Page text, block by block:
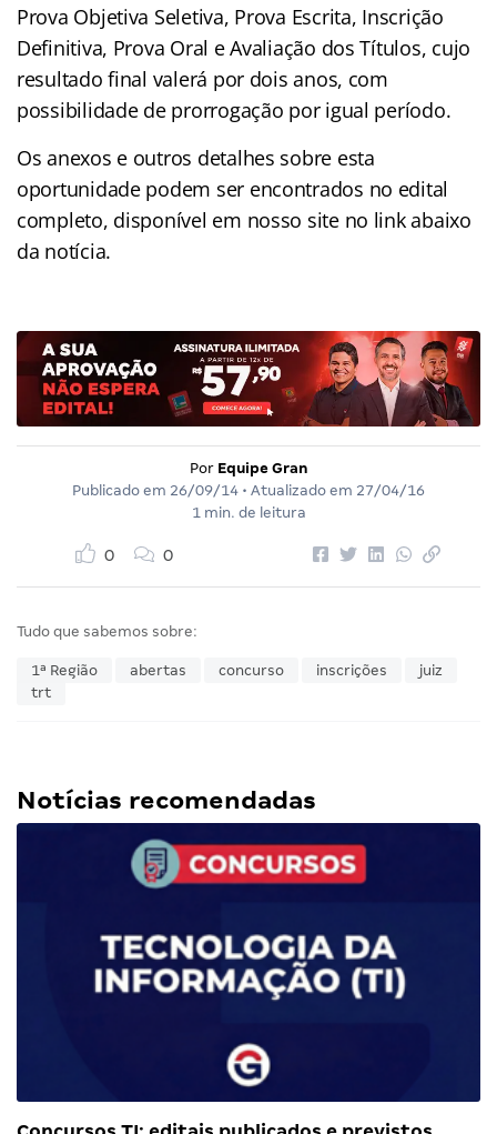
Prova Objetiva Seletiva, Prova Escrita, Inscrição
Definitiva, Prova Oral e Avaliação dos Títulos, cujo
resultado final valerá por dois anos, com
possibilidade de prorrogação por igual período.
Os anexos e outros detalhes sobre esta
oportunidade podem ser encontrados no edital
completo, disponível em nosso site no link abaixo
da notícia.
Por Equipe Gran
Publicado em 26/09/14 • Atualizado em 27/04/16
1 min. de leitura
0 0
Tudo que sabemos sobre:
1ª Região abertas concurso inscrições
juiz
trt
Notícias recomendadas